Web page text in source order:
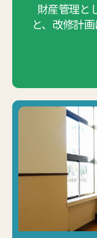
財産管理と
と、改修計